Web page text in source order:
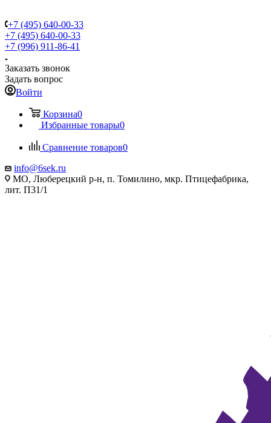
+7 (495) 640-00-33
+7 (495) 640-00-33
+7 (996) 911-86-41
Заказать звонок
Задать вопрос
Войти
Корзина0
Избранные товары0
Сравнение товаров0
info@6sek.ru
МО, Люберецкий р-н, п. Томилино, мкр. Птицефабрика,
лит. П31/1